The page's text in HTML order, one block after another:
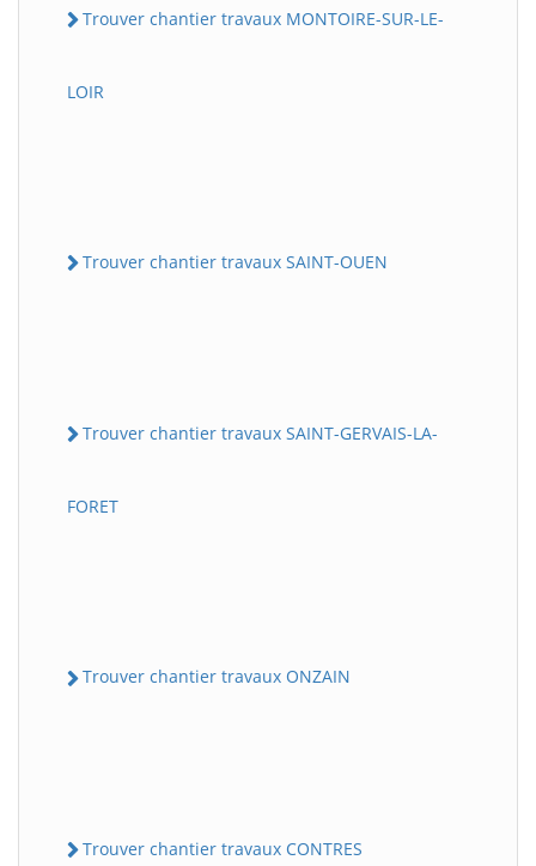
Trouver chantier travaux MONTOIRE-SUR-LE-
LOIR
Trouver chantier travaux SAINT-OUEN
Trouver chantier travaux SAINT-GERVAIS-LA-
FORET
Trouver chantier travaux ONZAIN
Trouver chantier travaux CONTRES